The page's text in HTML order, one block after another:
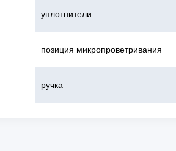
уплотнители
позиция микропроветривания
ручка